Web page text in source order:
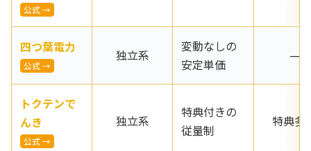
公式 →
四つ葉電力
公式 →
独立系
変動なしの
安定単価
—
トクテンで
んき
公式 →
独立系
特典付きの
従量制
特典多